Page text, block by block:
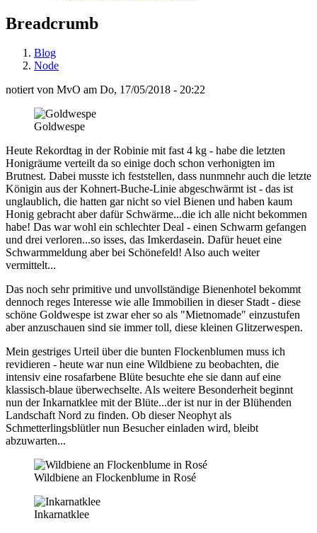
Breadcrumb
Blog
Node
notiert von MvO am Do, 17/05/2018 - 20:22
Goldwespe
Heute Rekordtag in der Robinie mit fast 4 kg - habe die letzten
Honigräume verteilt da so einige doch schon verhonigten im
Brutnest. Dabei musste ich feststellen, dass nunmnehr auch die letzte
Königin aus der Kohnert-Buche-Linie abgeschwärmt ist - das ist
unglaublich, die hatten gar nicht so viel Bienen und haben kaum
Honig gebracht aber dafür Schwärme...die ich alle nicht bekommen
habe! Das war wohl ein schlechter Deal - einen Schwarm gefangen
und drei verloren...so isses, das Imkerdasein. Dafür heuet eine
Schwarmmeldung aber bei Schönefeld! Also auch weiter
vermittelt...
Das noch sehr primitive und unvollständige Bienenhotel bekommt
dennoch reges Interesse wie alle Immobilien in dieser Stadt - diese
schöne Goldwespe ist zwar eher so als "Mietnomade" einzustufen
aber anzuschauen sind sie immer toll, diese kleinen Glitzerwespen.
Mein gestriges Urteil über die bunten Flockenblumen muss ich
revidieren - heute war nun eine Wildbiene zu beobachten, die
intensiv eine rosafarbene Blüte besuchte ehe sie dann auf eine
klassisch-blaue überwechselte. Als weitere Besonderheit beginnt
nun der Inkarnatklee mit der Blüte...der ist nur in der Blühenden
Landschaft Nord zu finden. Ob dieser Neophyt als
Schmetterlingsblütler nun Besucher einladen wird, bleibt
abzuwarten...
Wildbiene an Flockenblume in Rosé
Inkarnatklee